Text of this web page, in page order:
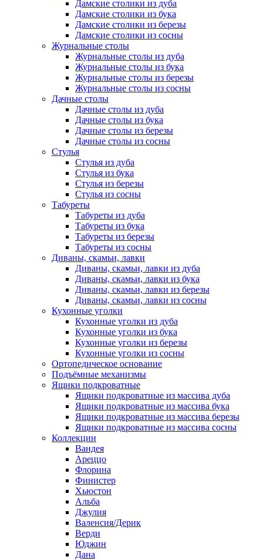
Дамские столики из дуба
Дамские столики из бука
Дамские столики из березы
Дамские столики из сосны
Журнальные столы
Журнальные столы из дуба
Журнальные столы из бука
Журнальные столы из березы
Журнальные столы из сосны
Дачные столы
Дачные столы из дуба
Дачные столы из бука
Дачные столы из березы
Дачные столы из сосны
Стулья
Стулья из дуба
Стулья из бука
Стулья из березы
Стулья из сосны
Табуреты
Табуреты из дуба
Табуреты из бука
Табуреты из березы
Табуреты из сосны
Диваны, скамьи, лавки
Диваны, скамьи, лавки из дуба
Диваны, скамьи, лавки из бука
Диваны, скамьи, лавки из березы
Диваны, скамьи, лавки из сосны
Кухонные уголки
Кухонные уголки из дуба
Кухонные уголки из бука
Кухонные уголки из березы
Кухонные уголки из сосны
Ортопедическое основание
Подъёмные механизмы
Ящики подкроватные
Ящики подкроватные из массива дуба
Ящики подкроватные из массива бука
Ящики подкроватные из массива березы
Ящики подкроватные из массива сосны
Коллекции
Вандея
Ареццо
Флорина
Финистер
Хьюстон
Альба
Джулия
Валенсия/Дерик
Верди
Юджин
Дана